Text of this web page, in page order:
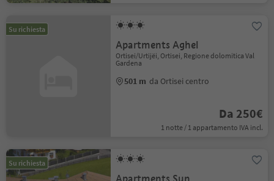
Su richiesta
Apartments Aghel
Ortisei/Urtijëi, Ortisei, Regione dolomitica Val
Gardena
501 m da Ortisei centro
Da 250€
1 notte / 1 appartamento IVA incl.
Su richiesta